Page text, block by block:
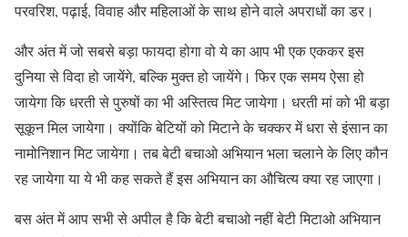
परवरिश, पढ़ाई, विवाह और महिलाओं के साथ होने वाले अपराधों का डर।
और अंत में जो सबसे बड़ा फायदा होगा वो ये का आप भी एक एककर इस
दुनिया से विदा हो जायेंगे, बल्कि मुक्त हो जायेंगे। फिर एक समय ऐसा हो
जायेगा कि धरती से पुरुषों का भी अस्तित्व मिट जायेगा। धरती मां को भी बड़ा
सूकून मिल जायेगा। क्योंकि बेटियों को मिटाने के चक्कर में धरा से इंसान का
नामोनिशान मिट जायेगा। तब बेटी बचाओ अभियान भला चलाने के लिए कौन
रह जायेगा या ये भी कह सकते हैं इस अभियान का औचित्य क्या रह जाएगा।
बस अंत में आप सभी से अपील है कि बेटी बचाओ नहीं बेटी मिटाओ अभियान